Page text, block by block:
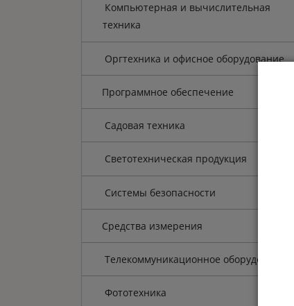
Компьютерная и вычислительная
техника
Оргтехника и офисное оборудование
Программное обеспечение
Садовая техника
Светотехническая продукция
Системы безопасности
Средства измерения
Телекоммуникационное оборудование
Фототехника